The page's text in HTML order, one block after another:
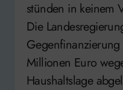
stünden in keinem
Die
Millionen Euro
Haushaltslage